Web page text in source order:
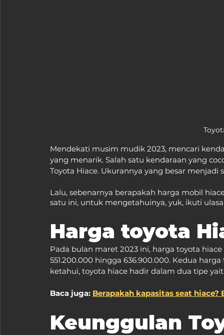
Mendekati musim mudik 2023, mencari
yang menarik. Salah satu kendaraan yang
Toyota Hiace. Ukurannya yang besar menjadi
Lalu, sebenarnya berapakah harga mobil
satu ini, untuk mengetahuinya, yuk, ikuti
Harga toyota
Pada bulan maret 2023 ini, harga toyota
551.200.000 hingga 636.900.000. Kedua
ketahui, toyota hiace hadir dalam dua tipe
Baca juga: Berapakah kapasitas seat
Keunggulan